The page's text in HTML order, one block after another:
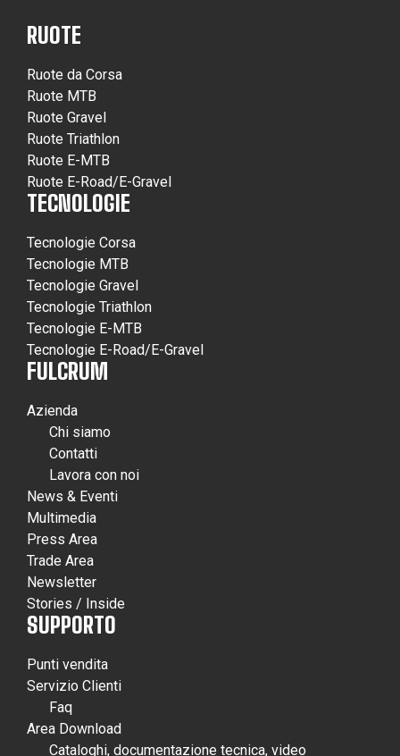
RUOTE
Ruote da Corsa
Ruote MTB
Ruote Gravel
Ruote Triathlon
Ruote E-MTB
Ruote E-Road/E-Gravel
TECNOLOGIE
Tecnologie Corsa
Tecnologie MTB
Tecnologie Gravel
Tecnologie Triathlon
Tecnologie E-MTB
Tecnologie E-Road/E-Gravel
FULCRUM
Azienda
Chi siamo
Contatti
Lavora con noi
News & Eventi
Multimedia
Press Area
Trade Area
Newsletter
Stories / Inside
SUPPORTO
Punti vendita
Servizio Clienti
Faq
Area Download
Cataloghi, documentazione tecnica, video